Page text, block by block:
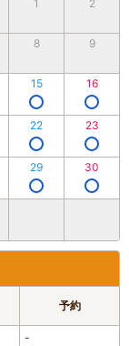
1
2
8 9
15 16
22 23
29 30
予約
-